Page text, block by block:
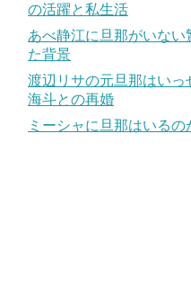
の活躍と私生活
あべ静江に旦那がいな
た背景
渡辺リサの元旦那はいっ
海斗との再婚
ミーシャに旦那はいる